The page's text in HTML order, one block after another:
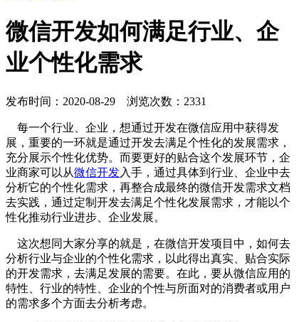
微信开发如何满足行业、企
业个性化需求
发布时间：2020-08-29 浏览次数：2331
每一个行业、企业，想通过开发在微信应用中获得发
展，重要的一环就是通过开发去满足个性化的发展需求，
充分展示个性化优势。而要更好的贴合这个发展环节，企
业商家可以从微信开发入手，通过具体到行业、企业中去
分析它的个性化需求，再整合成最终的微信开发需求文档
去实践，通过定制开发去满足个性化发展需求，才能以个
性化推动行业进步、企业发展。
这次想同大家分享的就是，在微信开发项目中，如何去
分析行业与企业的个性化需求，以此得出真实、贴合实际
的开发需求，去满足发展的需要。在此，要从微信应用的
特性、行业的特性、企业的个性与所面对的消费者或用户
的需求多个方面去分析考虑。